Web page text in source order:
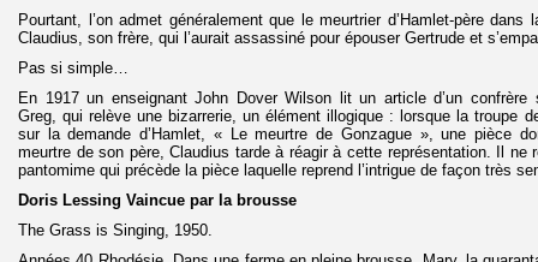
Pourtant, l’on admet généralement que le meurtrier d’Hamlet-père
Claudius, son frère, qui l’aurait assassiné pour épouser Gertrude et
Pas si simple…
En 1917 un enseignant John Dover Wilson lit un article d’un confrère
Greg, qui relève une bizarrerie, un élément illogique : lorsque la troupe
sur la demande d’Hamlet, « Le meurtre de Gonzague », une pièce
meurtre de son père, Claudius tarde à réagir à cette représentation. Il ne
pantomime qui précède la pièce laquelle reprend l’intrigue de façon très
Doris Lessing Vaincue par la brousse
The Grass is Singing, 1950.